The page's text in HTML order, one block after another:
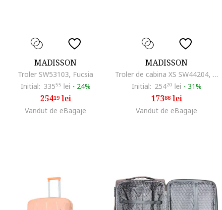
MADISSON
Troler SW53103, Fucsia
Initial: 33555 lei - 24%
25419lei
Vandut de eBagaje
MADISSON
Troler de cabina XS SW44204, ABS, 4 roti detasabile, cifru, 52 cm, negru
Initial: 25420 lei - 31%
17386lei
Vandut de eBagaje